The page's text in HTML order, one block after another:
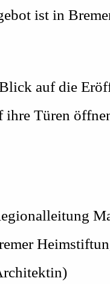
ist in
auf die
Türen